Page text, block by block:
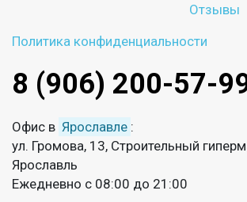
Отзывы
Политика конфиденциальности
8 (906) 200-57-
Офис в Ярославле :
ул. Громова, 13, Строительный
Ярославль
Ежедневно с 08:00 до 21:00